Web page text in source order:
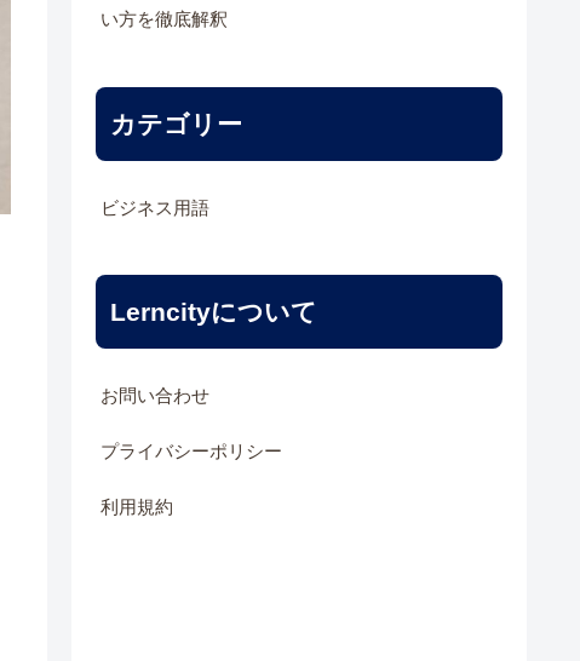
い方を徹底解釈
カテゴリー
ビジネス用語
Lerncityについて
お問い合わせ
プライバシーポリシー
利用規約